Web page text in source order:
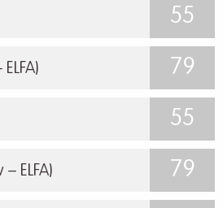
55
79
55
ELFA) 79